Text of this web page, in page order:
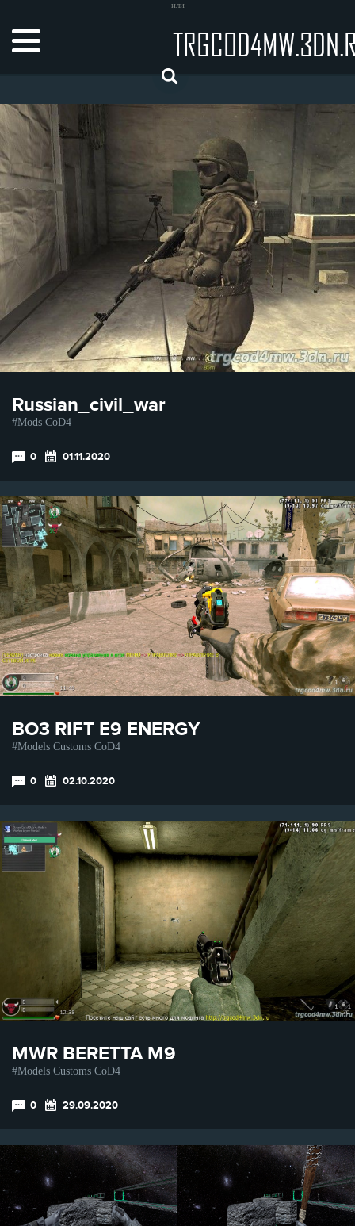
или
Russian_civil_war
Mods CoD4
0 01.11.2020
BO3 RIFT E9 ENERGY
Models Customs CoD4
0 02.10.2020
MWR BERETTA M9
Models Customs CoD4
0 29.09.2020